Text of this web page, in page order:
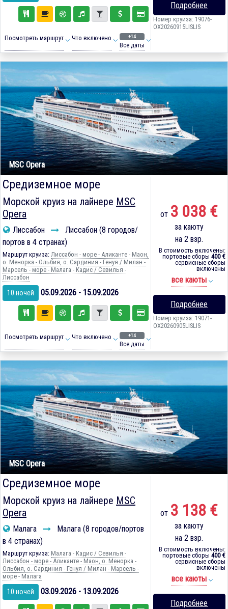
Посмотреть маршрут Что включено +14
Все даты
Подробнее
Номер круиза: 19076-
OX20260915LISLIS
MSC Opera
Средиземное море
Морской круиз на лайнере MSC
Opera
Лиссабон
Лиссабон (8 городов/
портов в 4 странах)
Маршрут круиза: Лиссабон - море - Аликанте - Маон,
о. Менорка - Ольбия, о. Сардиния - Генуя / Милан -
Марсель - море - Малага - Кадиc / Севилья -
Лиссабон
10 ночей 05.09.2026 - 15.09.2026
Посмотреть маршрут Что включено +14
Все даты
от 3 038 €
за каюту
на 2 взр.
В стоимость включены:
портовые сборы 400 €
сервисные сборы
включены
все каюты
Подробнее
Номер круиза: 19071-
OX20260905LISLIS
MSC Opera
Средиземное море
Морской круиз на лайнере MSC
Opera
Малага
Малага (8 городов/портов
в 4 странах)
Маршрут круиза: Малага - Кадиc / Севилья -
Лиссабон - море - Аликанте - Маон, о. Менорка -
Ольбия, о. Сардиния - Генуя / Милан - Марсель -
море - Малага
10 ночей 03.09.2026 - 13.09.2026
от 3 138 €
за каюту
на 2 взр.
В стоимость включены:
портовые сборы 400 €
сервисные сборы
включены
все каюты
Подробнее